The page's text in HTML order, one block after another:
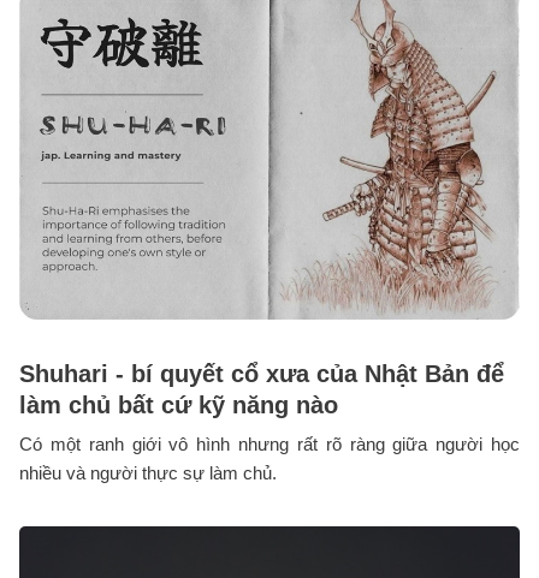
Shuhari - bí quyết cổ xưa của Nhật Bản để
làm chủ bất cứ kỹ năng nào
Có một ranh giới vô hình nhưng rất rõ ràng giữa người học
nhiều và người thực sự làm chủ.